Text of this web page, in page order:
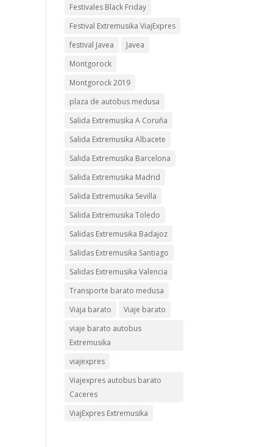
Festivales Black Friday
Festival Extremusika ViajExpres
festival Javea
Javea
Montgorock
Montgorock 2019
plaza de autobus medusa
Salida Extremusika A Coruña
Salida Extremusika Albacete
Salida Extremusika Barcelona
Salida Extremusika Madrid
Salida Extremusika Sevilla
Salida Extremusika Toledo
Salidas Extremusika Badajoz
Salidas Extremusika Santiago
Salidas Extremusika Valencia
Transporte barato medusa
Viaja barato
Viaje barato
viaje barato autobus
Extremusika
viajexpres
Viajexpres autobus barato
Caceres
ViajExpres Extremusika